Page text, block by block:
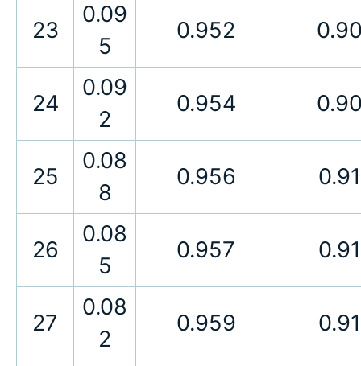
23
0.09
5
0.952
24
0.09
2
0.954
25
0.08
8
0.956
26
0.08
5
0.957
27
0.08
2
0.959